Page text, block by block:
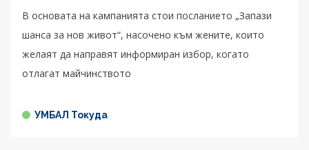
В основата на кампанията стои посланието „Запази
шанса за нов живот“, насочено към жените, които
желаят да направят информиран избор, когато
отлагат майчинството
УМБАЛ Токуда